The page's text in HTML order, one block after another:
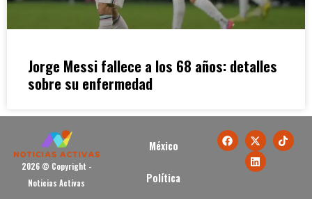
Jorge Messi fallece a los 68 años: detalles
sobre su enfermedad
2026 © Copyright -
Noticias Activas
México
Política